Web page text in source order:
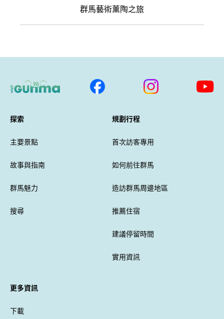
群馬藝術薰陶之旅
探索
主要景點
故事與指南
群馬魅力
搜尋
規劃行程
首次訪客專用
如何前往群馬
造訪群馬周邊地區
推薦住宿
建議停留時間
實用資訊
更多資訊
下載